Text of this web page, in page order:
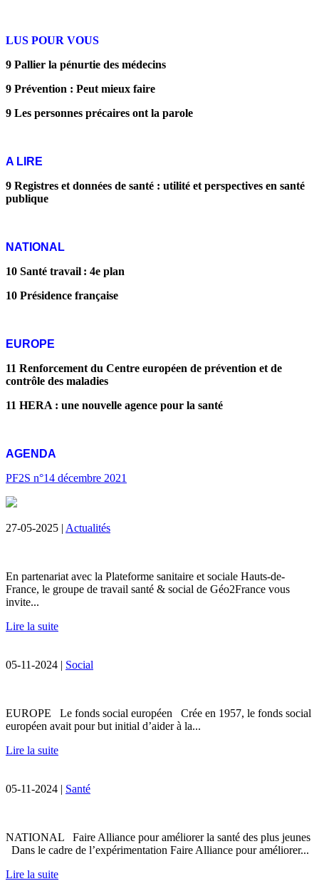
LUS POUR VOUS
9 Pallier la pénurtie des médecins
9 Prévention : Peut mieux faire
9 Les personnes précaires ont la parole
A LIRE
9 Registres et données de santé : utilité et perspectives en santé
publique
NATIONAL
10 Santé travail : 4e plan
10 Présidence française
EUROPE
11 Renforcement du Centre européen de prévention et de
contrôle des maladies
11 HERA : une nouvelle agence pour la santé
AGENDA
PF2S n°14 décembre 2021
27-05-2025 | Actualités
En partenariat avec la Plateforme sanitaire et sociale Hauts-de-
France, le groupe de travail santé & social de Géo2France vous
invite...
Lire la suite
05-11-2024 | Social
EUROPE Le fonds social européen Crée en 1957, le fonds social
européen avait pour but initial d’aider à la...
Lire la suite
05-11-2024 | Santé
NATIONAL Faire Alliance pour améliorer la santé des plus jeunes
Dans le cadre de l’expérimentation Faire Alliance pour améliorer...
Lire la suite